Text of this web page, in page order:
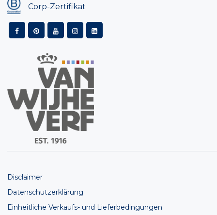
Corp-Zertifikat
Disclaimer
Datenschutzerklärung
Einheitliche Verkaufs- und Lieferbedingungen